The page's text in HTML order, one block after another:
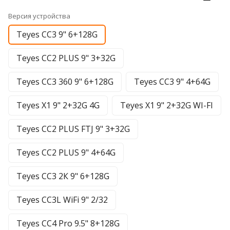
Версия устройства
Teyes CC3 9" 6+128G
Teyes CC2 PLUS 9" 3+32G
Teyes CC3 360 9" 6+128G Teyes CC3 9" 4+64G
Teyes X1 9" 2+32G 4G Teyes X1 9" 2+32G WI-FI
Teyes CC2 PLUS FTJ 9" 3+32G
Teyes CC2 PLUS 9" 4+64G
Teyes CC3 2К 9" 6+128G
Teyes CC3L WiFi 9" 2/32
Teyes CC4 Pro 9.5" 8+128G